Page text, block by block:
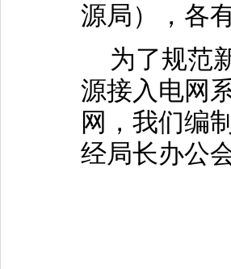
源局），各
为了规范
源接入电网
网，我们编
经局长办公